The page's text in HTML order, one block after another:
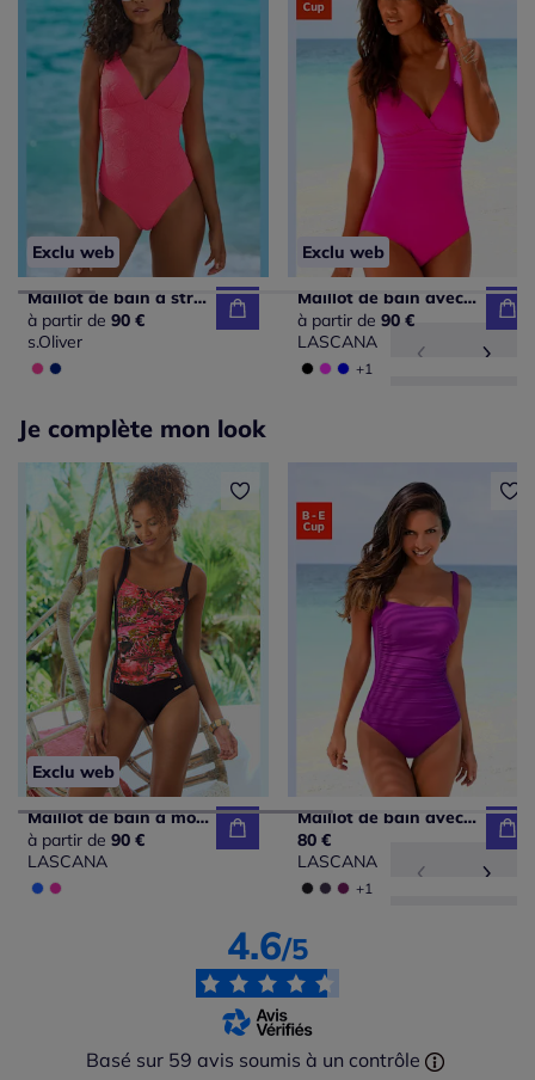
Exclu web
Maillot de bain à structure géométrique avec bonnets réglables
à partir de 90 €
s.Oliver
Exclu web
Maillot de bain avec bretelles croisées et bonnets intégrés
à partir de 90 €
LASCANA
+1
Je complète mon look
Exclu web
Maillot de bain à motifs jungle avec bretelles réglables et bonnets intégrés
à partir de 90 €
LASCANA
Maillot de bain avec bonnets et bretelles ajustables
80 €
LASCANA
+1
4.6/5
Basé sur 59 avis soumis à un contrôle